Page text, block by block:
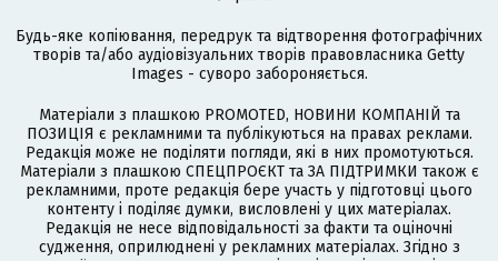
Будь-яке копіювання, передрук та відтворення фотографічних
творів та/або аудіовізуальних творів правовласника Getty
Images - суворо забороняється.
Матеріали з плашкою PROMOTED, НОВИНИ КОМПАНІЙ та
ПОЗИЦІЯ є рекламними та публікуються на правах реклами.
Редакція може не поділяти погляди, які в них промотуються.
Матеріали з плашкою СПЕЦПРОЄКТ та ЗА ПІДТРИМКИ також є
рекламними, проте редакція бере участь у підготовці цього
контенту і поділяє думки, висловлені у цих матеріалах.
Редакція не несе відповідальності за факти та оціночні
судження, оприлюднені у рекламних матеріалах. Згідно з